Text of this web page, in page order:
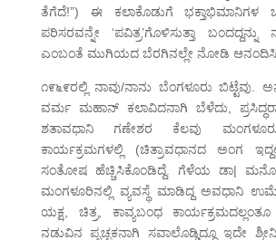
ತೆಗೆದೆ!”) ಈ ಕಲಾಕೊಡುಗೆ ಭಕ್ತಾಭಿಮಾನಿಗಳ
ಪರಿಸರವನ್ನೇ ‘ಪವಿತ್ರ’ಗೊಳಿಸುತ್ತಾ ಬಂದದ್ದನ್ನು
ಎಂಬಂತೆ ಮುಗಿಯದ ಬೆರಗಿನಲ್ಲೇ ನೋಡಿ
೧೯೬೯ರಲ್ಲಿ ನಾವು/ನಾನು ಬೆಂಗಳೂರು ಬಿಟ್ಟೆವು.
ವರ್ಮ ಮಹಾನ್ ಕಲಾವಿದನಾಗಿ ಬೆಳೆದು,
ಶತಾವಧಾನಿ ಗಣೇಶರ ಕೆಲವು
ಕಾರ್ಯಕ್ರಮಗಳಲ್ಲಿ (ಚಿತ್ರಾವಧಾನದ ಅಂಗ
ಸಂತೋಷ ಹೆಚ್ಚಿಸಿಕೊಂಡಿದ್ದೆ. ಗೆಳೆಯ ಡಾ|
ಮಂಗಳೂರಿನಲ್ಲಿ ವ್ಯವಸ್ಥೆ ಮಾಡಿದ್ದ ಅವಧಾನಿ
ಯಕ್ಷ, ಚಿತ್ರ, ಕಾವ್ಯಬಂಧ ಕಾರ್ಯಕ್ರಮದಲ್ಲಂತೂ
ನಡುವಿನ ಪೃಚ್ಛಕನಾಗಿ ಸವಾಲೊಡ್ಡಿದ್ದೂ ಇದೇ